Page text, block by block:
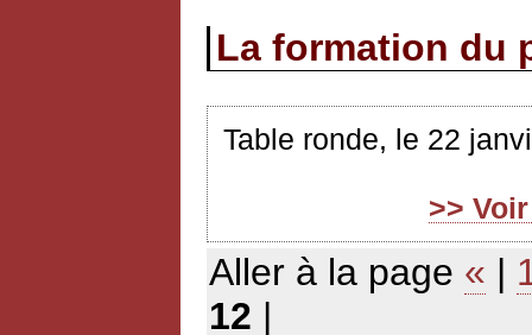
La formation du
Table ronde, le 22
>>
Aller à la page « |
12 |